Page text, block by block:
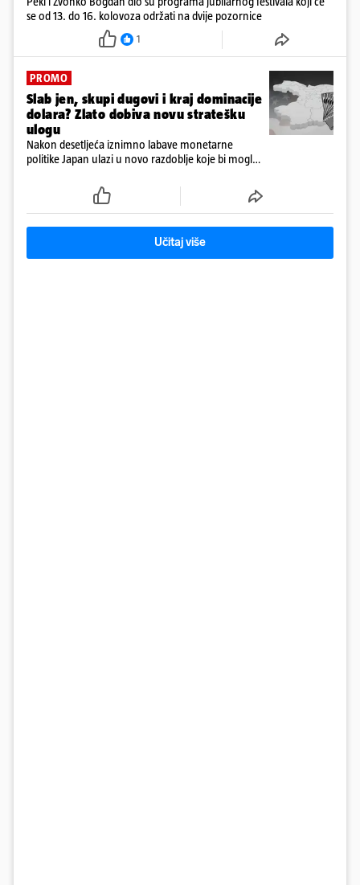
se od 13. do 16. kolovoza održati na dvije pozornice
1
PROMO
Slab jen, skupi dugovi i kraj dominacije
dolara? Zlato dobiva novu stratešku
ulogu
Nakon desetljeća iznimno labave monetarne
politike Japan ulazi u novo razdoblje koje bi moglo
Učitaj više